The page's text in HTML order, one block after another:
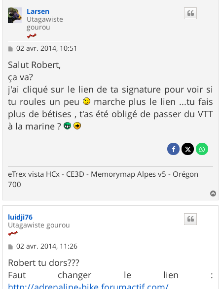
Larsen
Utagawiste
gourou
M
s
s
a
g
e
02 avr. 2014, 10:51
Salut Robert,
ça va?
j'ai cliqué sur le lien de ta signature pour voir si
tu roules un peu
marche plus le lien ...tu fais
plus de bétises , t'as été obligé de passer du VTT
à la marine ?
eTrex vista HCx - CE3D - Memorymap Alpes v5 - Orégon
700
a
u
luidji76
Utagawiste gourou
M
s
s
a
g
02 avr. 2014, 11:26
Robert tu dors???
Faut changer le lien :